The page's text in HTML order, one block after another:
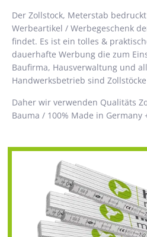
Der Zollstock, Meterstab
Werbeartikel / Werbegeschenk
findet. Es ist ein tolles &
dauerhafte Werbung die zum
Baufirma, Hausverwaltung und
Handwerksbetrieb sind
Daher wir verwenden Qualitäts
Bauma / 100% Made in Germany